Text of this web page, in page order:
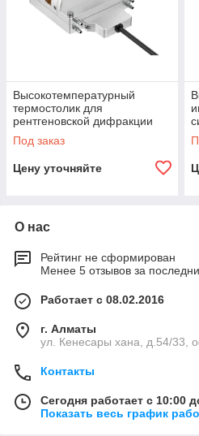
Высокотемпературный
термостолик для
рентгеновской дифракции
XH1200
Под заказ
Цену уточняйте
О нас
Рейтинг не сформирован
Менее 5 отзывов за
Работает с 08.02.2016
г. Алматы
ул. Кенесары хана, д.54/33,
Контакты
Сегодня работает с 10:00
Показать весь график